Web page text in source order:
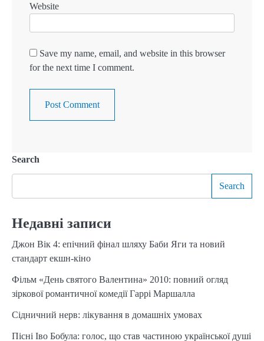
Website
Save my name, email, and website in this browser
for the next time I comment.
Search
Search
Недавні записи
Джон Вік 4: епічний фінал шляху Баби Яги та новий
стандарт екшн-кіно
Фільм «День святого Валентина» 2010: повний огляд
зіркової романтичної комедії Гаррі Маршалла
Сідничний нерв: лікування в домашніх умовах
Пісні Іво Бобула: голос, що став частиною української душі